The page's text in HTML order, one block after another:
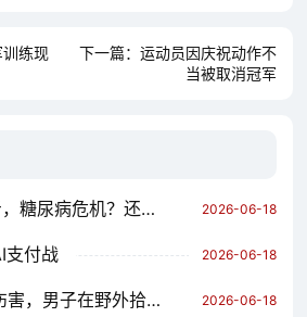
练现
下一篇：运动员因庆祝动作不
当被取消冠军
机？还是一个未雨之滴？ 2026-06-18
支付战 2026-06-18
在野外拾菌时的不幸经历 2026-06-18